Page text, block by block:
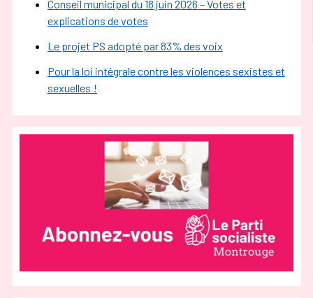
Conseil municipal du 18 juin 2026 – Votes et
explications de votes
Le projet PS adopté par 83% des voix
Pour la loi intégrale contre les violences sexistes et
sexuelles !